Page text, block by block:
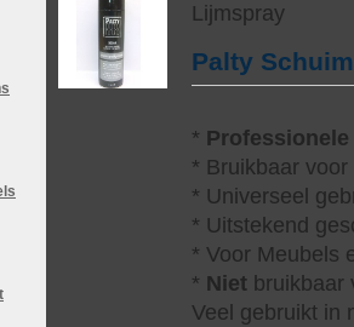
Lijmspray
Palty
* Professionele
* Bruikbaar
* Universeel
* Uitstekend
* Voor Meubels
* Niet bruikbaar
Veel gebruikt in